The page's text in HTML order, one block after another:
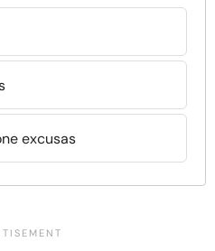
excusas